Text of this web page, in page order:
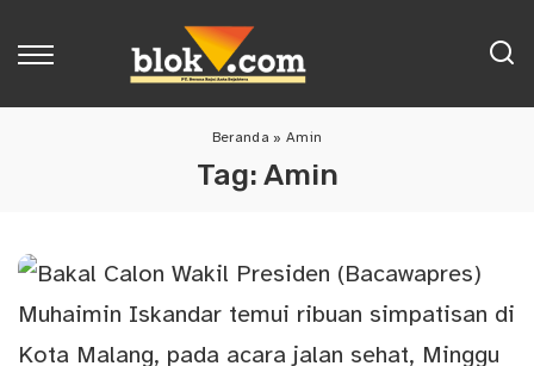
Beranda » Amin
Tag: Amin